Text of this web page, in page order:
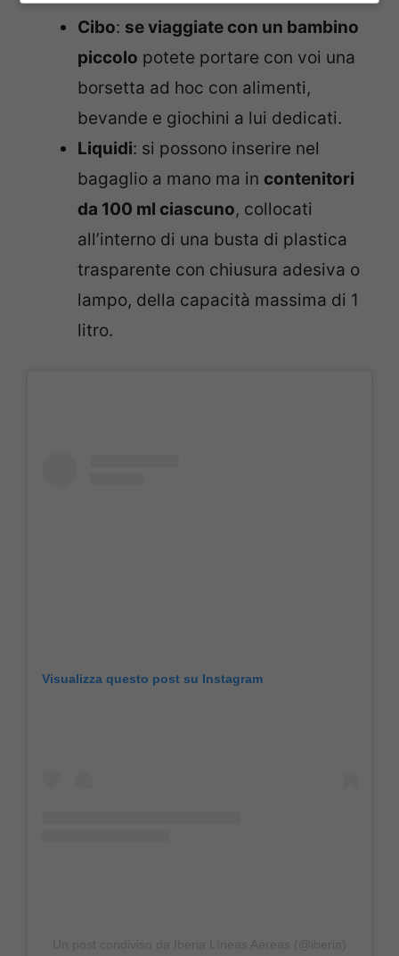
Cibo: se viaggiate con un bambino
piccolo potete portare con voi una
borsetta ad hoc con alimenti,
bevande e giochini a lui dedicati.
Liquidi: si possono inserire nel
bagaglio a mano ma in contenitori
da 100 ml ciascuno, collocati
all’interno di una busta di plastica
trasparente con chiusura adesiva o
lampo, della capacità massima di 1
litro.
Visualizza questo post su Instagram